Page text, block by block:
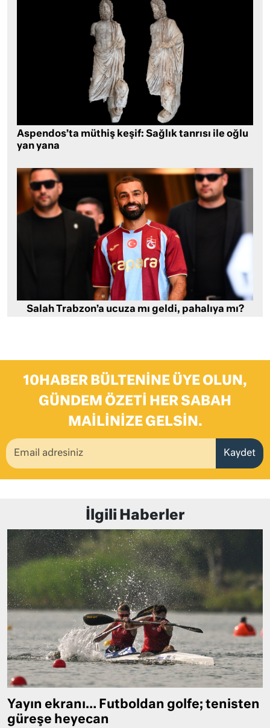
Aspendos’ta müthiş keşif: Sağlık tanrısı ile oğlu
yan yana
Salah Trabzon’a ucuza mı geldi, pahalıya mı?
10HABER BÜLTENINE ÜYE OLUN,
GÜNDEM ÖZETI HER SABAH
MAILINIZE GELSIN.
Kaydet
İlgili Haberler
Yayın ekranı… Futboldan golfe; tenisten
güreşe heyecan